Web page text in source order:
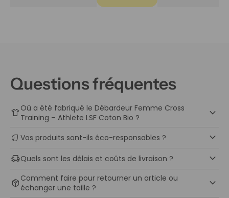
Questions fréquentes
apparelOù a été fabriqué le Débardeur Femme Cross
Training – Athlete LSF Coton Bio ?
keyboard_arrow_down
eco Vos produits sont-ils éco-responsables ? keyboard_arrow_down
delivery_truck_speedQuels sont les délais et coûts de livraison ? keyboard_arrow_down
package_2 Comment faire pour retourner un article ou
échanger une taille ?
keyboard_arrow_down